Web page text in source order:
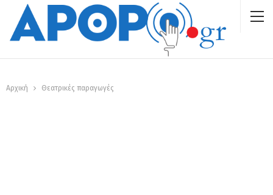
Αρχική Θεατρικές παραγωγές